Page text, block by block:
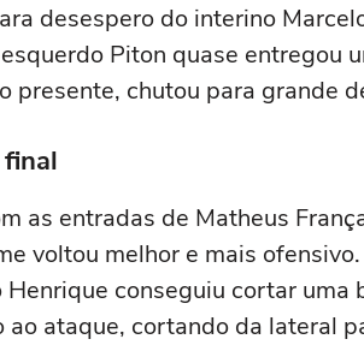
desespero do interino
Piton quase entregou
presente, chutou para grande
as entradas de Matheus
voltou melhor e mais
conseguiu cortar uma
ataque, cortando da lateral